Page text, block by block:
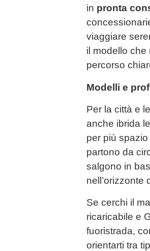
in pronta
viaggiare
il modello che
percorso
Modelli e
Per la città e
anche ibrida
per più
partono da
salgono in
nell’orizzonte
Se cerchi il
ricaricabile e
fuoristrada,
orientarti tra